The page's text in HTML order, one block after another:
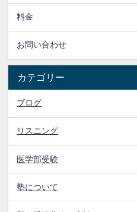
料金
お問い合わせ
カテゴリー
ブログ
リスニング
医学部受験
塾について